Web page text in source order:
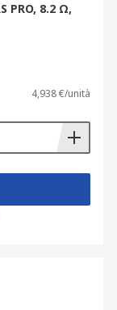
PRO, 8.2 Ω,
4,938 €/unità